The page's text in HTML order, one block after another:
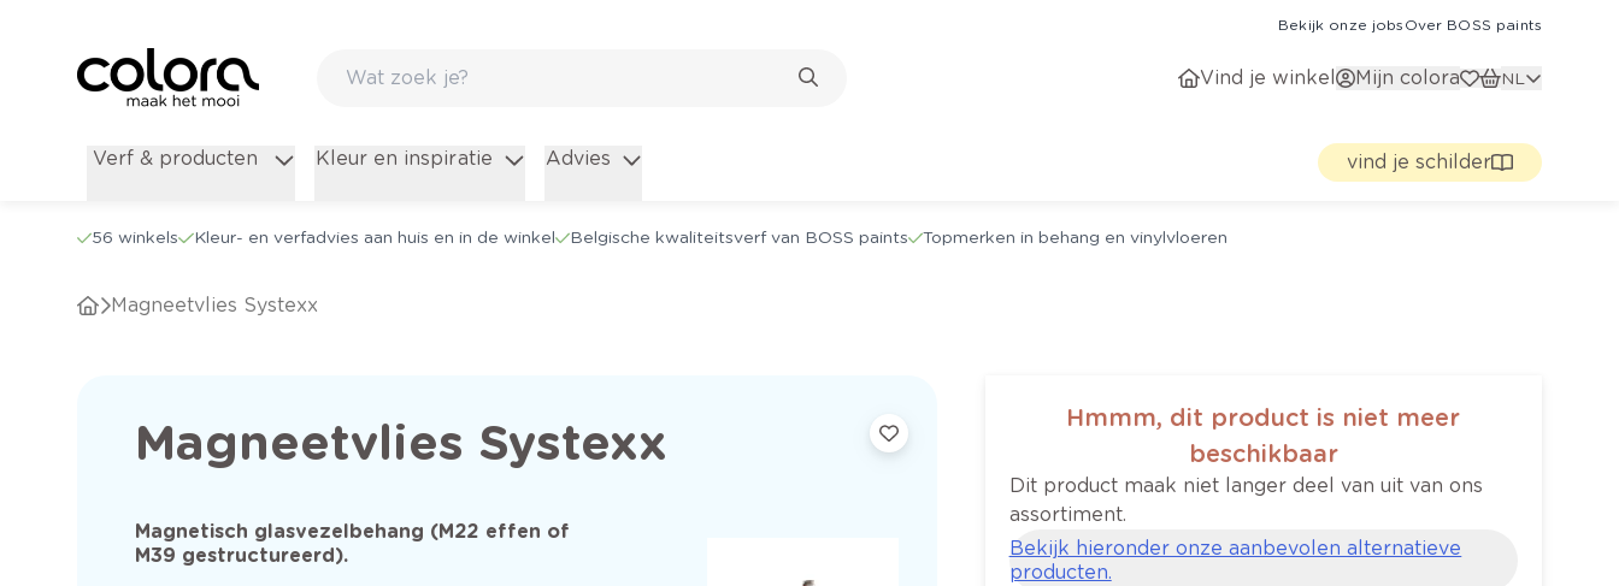
Bekijk onze jobs Over BOSS paints
Vind je winkel Mijn colora NL
Verf & producten Kleur en inspiratie Advies vind je schilder
56 winkels Kleur- en verfadvies aan huis en in de winkel Belgische kwaliteitsverf van BOSS paints Topmerken in behang en vinylvloeren
Magneetvlies Systexx
Magneetvlies Systexx
Magnetisch glasvezelbehang (M22 effen of
M39 gestructureerd).
Hmmm, dit product is niet meer
beschikbaar
Dit product maak niet langer deel van uit van ons
assortiment.
Bekijk hieronder onze aanbevolen alternatieve
producten.